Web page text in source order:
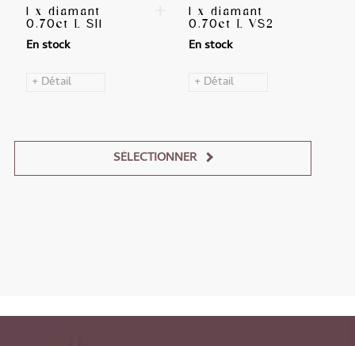
1 x diamant
0.70ct L SI1
En stock
+ Détail
1 x diamant
0.70ct L VS2
En stock
+ Détail
SÉLECTIONNER